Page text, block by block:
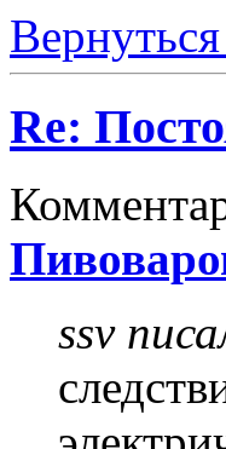
Re:
ssv